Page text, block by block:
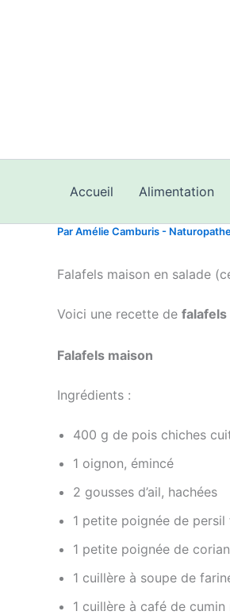
Accueil Alimentation
ParAmélie Camburis -
Falafels maison en salade
Voici une recette de falafels
Falafels maison
Ingrédients :
400 g de pois chiches
1 oignon, émincé
2 gousses d’ail, hachées
1 petite poignée de persil
1 petite poignée de
1 cuillère à soupe de
1 cuillère à café de cumin